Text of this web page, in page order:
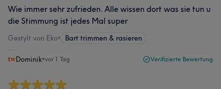
Wie immer sehr zufrieden. Alle wissen dort was sie tun u
die Stimmung ist jedes Mal super
Gestylt von Eko• Bart trimmen & rasieren
Dominik•vor 1 Tag Verifizierte Bewertung